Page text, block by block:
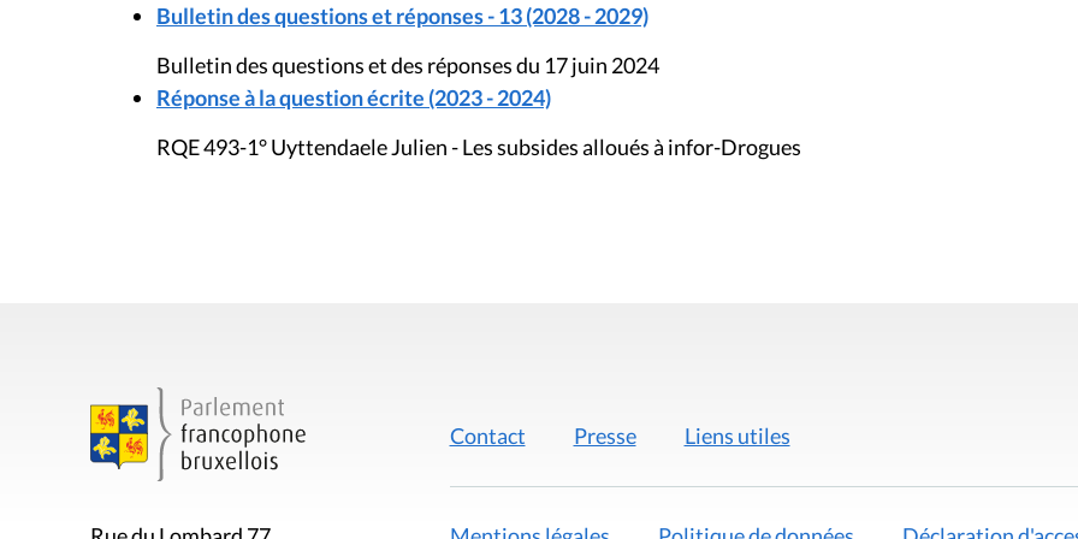
Bulletin des questions et réponses - 13 (2028 - 2029)
Bulletin des questions et des réponses du 17 juin 2024
Réponse à la question écrite (2023 - 2024)
RQE 493-1° Uyttendaele Julien - Les subsides alloués à infor-Drogues
Contact Presse Liens utiles